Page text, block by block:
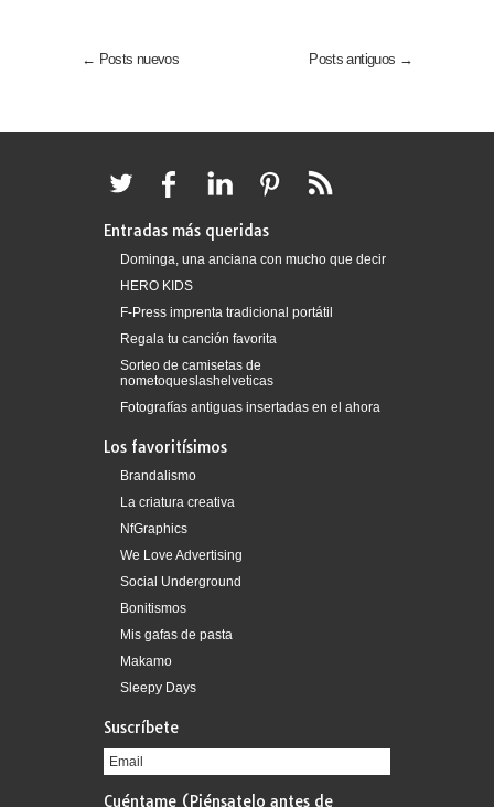
← Posts nuevos Posts antiguos →
Entradas más queridas
Dominga, una anciana con mucho que decir
HERO KIDS
F-Press imprenta tradicional portátil
Regala tu canción favorita
Sorteo de camisetas de
nometoqueslashelveticas
Fotografías antiguas insertadas en el ahora
Los favoritísimos
Brandalismo
La criatura creativa
NfGraphics
We Love Advertising
Social Underground
Bonitismos
Mis gafas de pasta
Makamo
Sleepy Days
Suscríbete
Cuéntame (Piénsatelo antes de